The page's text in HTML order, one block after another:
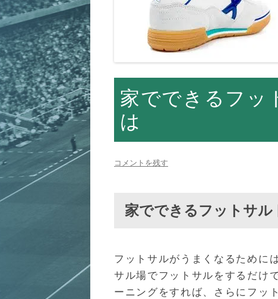
家でできるフッ
は
コメントを残す
家でできるフットサル
フットサルがうまくなるために
サル場でフットサルをするだけ
ーニングをすれば、さらにフッ